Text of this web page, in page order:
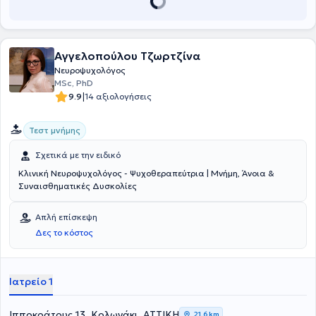
Αγγελοπούλου Τζωρτζίνα
Νευροψυχολόγος
MSc, PhD
9.9|14 αξιολογήσεις
Τεστ μνήμης
Σχετικά με την ειδικό
Κλινική Νευροψυχολόγος - Ψυχοθεραπεύτρια | Μνήμη, Άνοια &
Συναισθηματικές Δυσκολίες
Απλή επίσκεψη
Δες το κόστος
Ιατρείο 1